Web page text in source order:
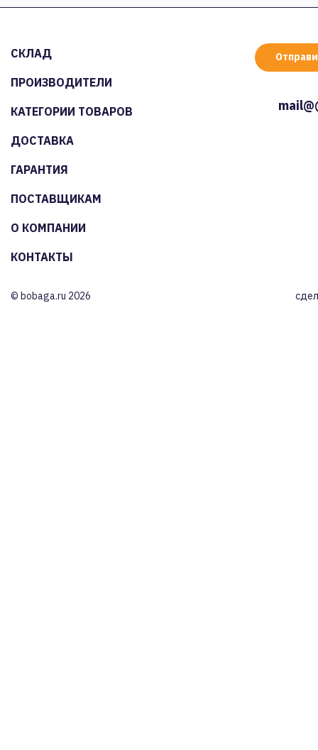
СКЛАД
ПРОИЗВОДИТЕЛИ
КАТЕГОРИИ ТОВАРОВ
ДОСТАВКА
ГАРАНТИЯ
ПОСТАВЩИКАМ
О КОМПАНИИ
КОНТАКТЫ
© bobaga.ru 2026